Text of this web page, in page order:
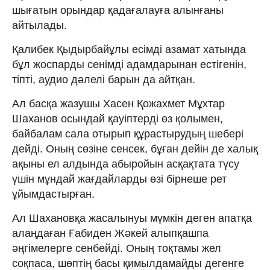
шығатын орындар қадағалауға алынғаны
айтылады.
Қалибек Қыдырбайұлы есімді азамат хатында
бұл жоспарды сенімді адамдарынан естігенін,
тіпті, аудио дәлелі барын да айтқан.
Ал басқа жазушы Хасен Қожахмет Мұхтар
Шаханов осындай қауіптерді өз қолымен,
байбалам сала отырып құрастырудың шебері
дейді. Оның сөзіне сенсек, бұған дейін де халық
ақыны ел алдында абыройын асқақтата түсу
үшін мұндай жағдайларды өзі бірнеше рет
ұйымдастырған.
Ал Шахановқа жасалынуы мүмкін деген апатқа
алаңдаған Ғабиден Жәкей алыпқашпа
әңгімелерге сенбейді. Оның тоқтамы жел
соқпаса, шөптің басы қимылдамайды дегенге